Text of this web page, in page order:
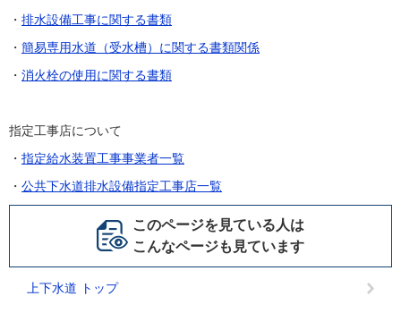
・ 排水設備工事に関する書類
・ 簡易専用水道（受水槽）に関する書類関係
・ 消火栓の使用に関する書類
指定工事店について
・ 指定給水装置工事事業者一覧
・ 公共下水道排水設備指定工事店一覧
このページを見ている人は
こんなページも見ています
上下水道 トップ